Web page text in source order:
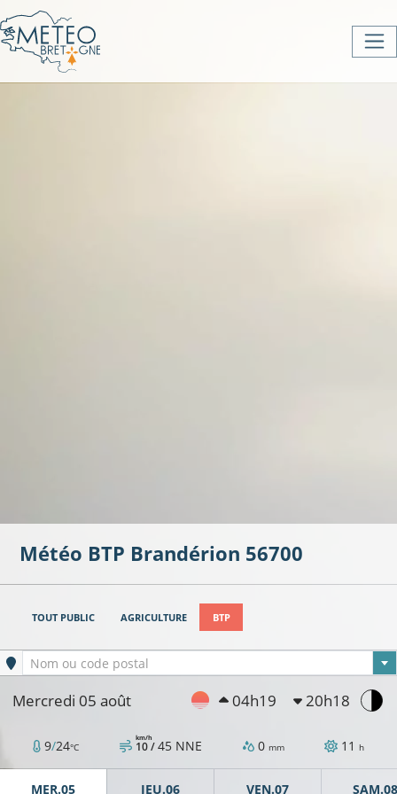
Météo BTP Brandérion 56700
TOUT PUBLIC AGRICULTURE BTP
Ville sélectionnée
Nom ou code postal
Mercredi 05 août 04h19 20h18
9/24°C 10 /
km/h 45 NNE 0 mm 11 h
MER.05 JEU.06 VEN.07 SAM.08